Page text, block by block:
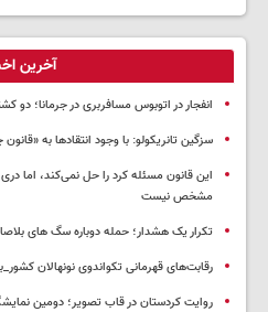
آخرین
انفجار در اتوبوس مسافربری در جرمانا؛ دو کشته و ۱۳ زخمی
سزگین تانریکولو: با وجود انتقادها به
مشخص نیست
تکرار یک هشدار؛ حمله دوباره سگ های بلاصاحب به
رقابت‌های قهرمانی تکواندوی نونهالان